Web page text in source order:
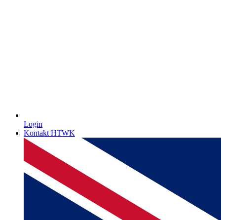
Login
Kontakt HTWK